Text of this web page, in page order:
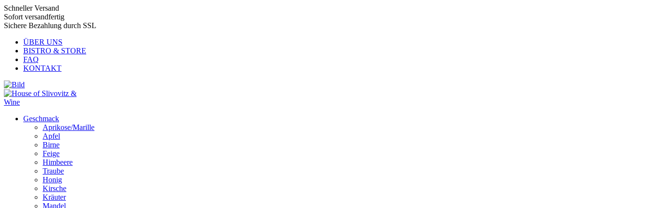
Schneller Versand
Sofort versandfertig
Sichere Bezahlung durch SSL
ÜBER UNS
BISTRO & STORE
FAQ
KONTAKT
Geschmack
Aprikose/Marille
Apfel
Birne
Feige
Himbeere
Traube
Honig
Kirsche
Kräuter
Mandel